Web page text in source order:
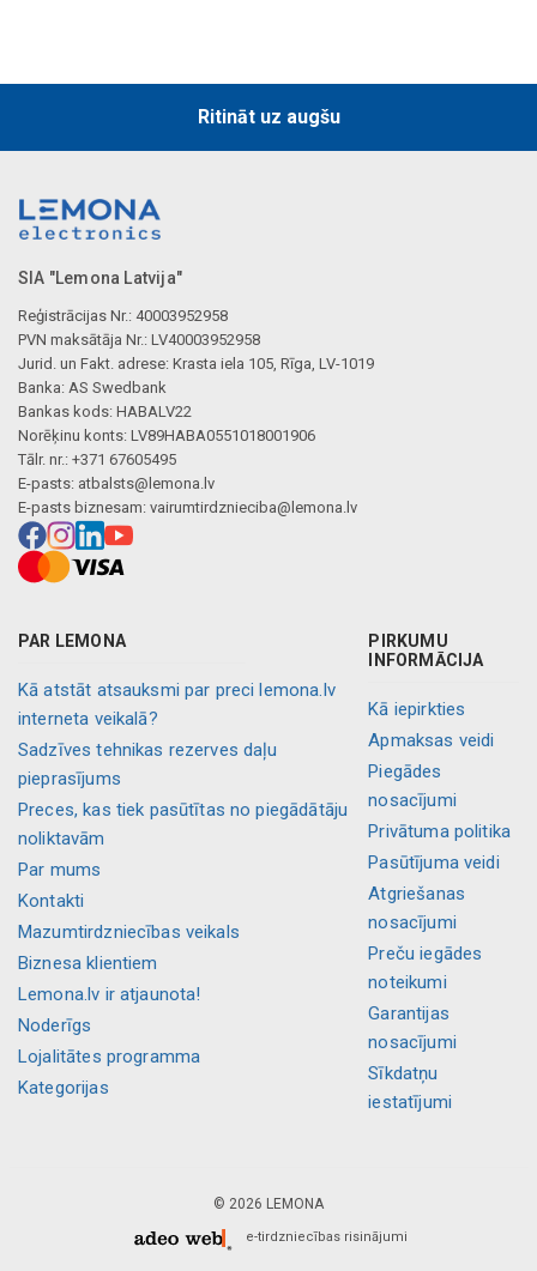
Ritināt uz augšu
SIA "Lemona Latvija"
Reģistrācijas Nr.: 40003952958
PVN maksātāja Nr.: LV40003952958
Jurid. un Fakt. adrese: Krasta iela 105, Rīga, LV-1019
Banka: AS Swedbank
Bankas kods: HABALV22
Norēķinu konts: LV89HABA0551018001906
Tālr. nr.: +371 67605495
E-pasts: atbalsts@lemona.lv
E-pasts biznesam: vairumtirdznieciba@lemona.lv
PAR LEMONA
Kā atstāt atsauksmi par preci lemona.lv
interneta veikalā?
Sadzīves tehnikas rezerves daļu
pieprasījums
Preces, kas tiek pasūtītas no piegādātāju
noliktavām
Par mums
Kontakti
Mazumtirdzniecības veikals
Biznesa klientiem
Lemona.lv ir atjaunota!
Noderīgs
Lojalitātes programma
Kategorijas
PIRKUMU
INFORMĀCIJA
Kā iepirkties
Apmaksas veidi
Piegādes
nosacījumi
Privātuma politika
Pasūtījuma veidi
Atgriešanas
nosacījumi
Preču iegādes
noteikumi
Garantijas
nosacījumi
Sīkdatņu
iestatījumi
© 2026 LEMONA
e-tirdzniecības risinājumi